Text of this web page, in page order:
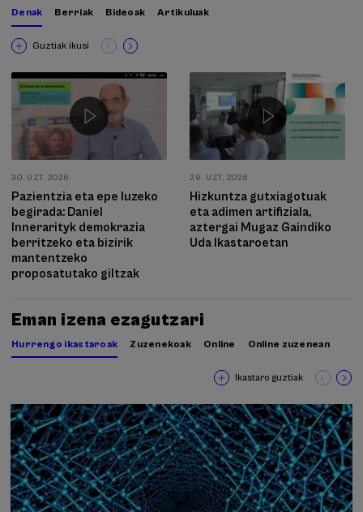
Denak Berriak Bideoak Artikuluak
Guztiak ikusi
30. UZT, 2026
Pazientzia eta epe luzeko
begirada: Daniel
Innerarityk demokrazia
berritzeko eta bizirik
mantentzeko
proposatutako giltzak
29. UZT, 2026
Hizkuntza gutxiagotuak
eta adimen artifiziala,
aztergai Mugaz Gaindiko
Uda Ikastaroetan
Eman izena ezagutzari
Hurrengo ikastaroak Zuzenekoak Online Online zuzenean
Ikastaro guztiak